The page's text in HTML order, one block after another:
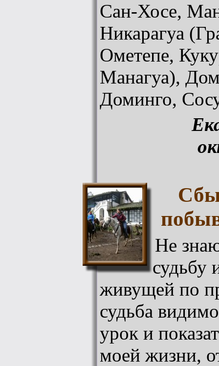
Сан-Хосе,
Никарагуа
Ометепе,
Манагуа),
Доминго,
Не
судьбу
живущей по
судьба
урок и
моей жизни,